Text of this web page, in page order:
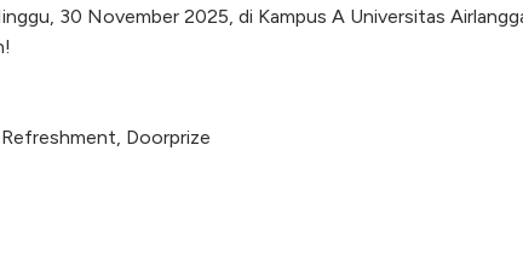
30 November 2025, di Kampus A Universitas
Doorprize